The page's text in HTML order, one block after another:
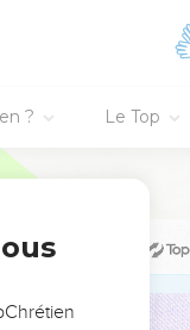
? Le Top
j’ai écouté celui qui
Seigneur DIEU.”
sauront qu’il y a un
Tu croiras vivre au
pas effrayé